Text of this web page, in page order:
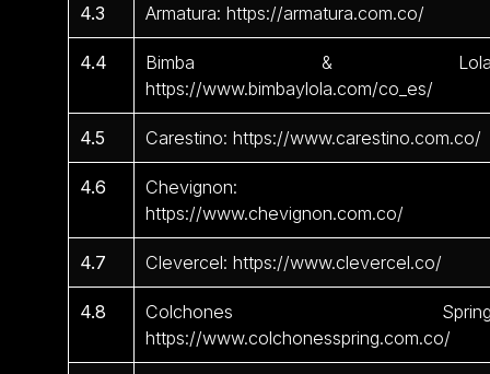
4.3 Armatura: https://armatura.com.co/
4.4
Bimba &
https://www.bimbaylola.com/co_es/
4.5 Carestino: https://www.carestino.com.co/
4.6
Chevignon:
https://www.chevignon.com.co/
4.7 Clevercel: https://www.clevercel.co/
4.8
Colchones
https://www.colchonesspring.com.co/